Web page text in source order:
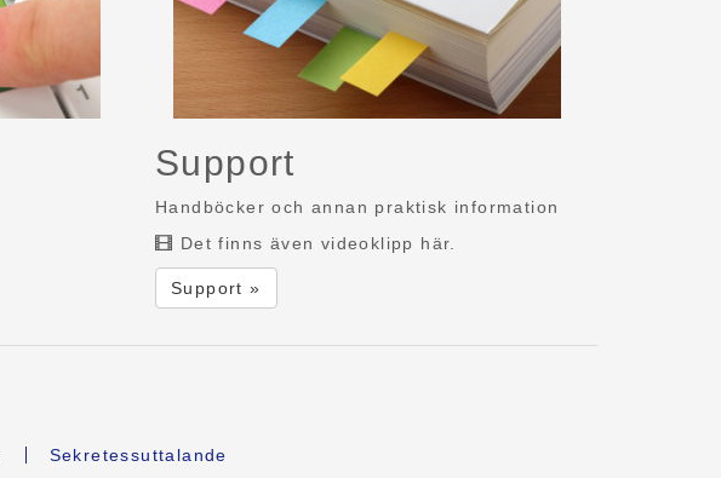
Support
Handböcker och annan praktisk information
Det finns även videoklipp här.
Support »
Sekretessuttalande